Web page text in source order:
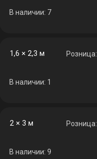
В наличии: 7
1,6 × 2,3 м Розница:
В наличии: 1
2 × 3 м Розница:
В наличии: 9